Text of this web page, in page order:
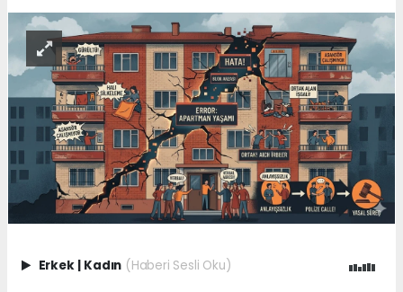
Erkek Kadın (Haberi Sesli Oku)